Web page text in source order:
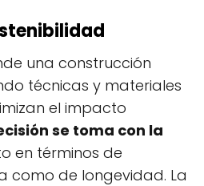
una construcción
técnicas y materiales
el impacto
se toma con la
en términos de
como de longevidad. La